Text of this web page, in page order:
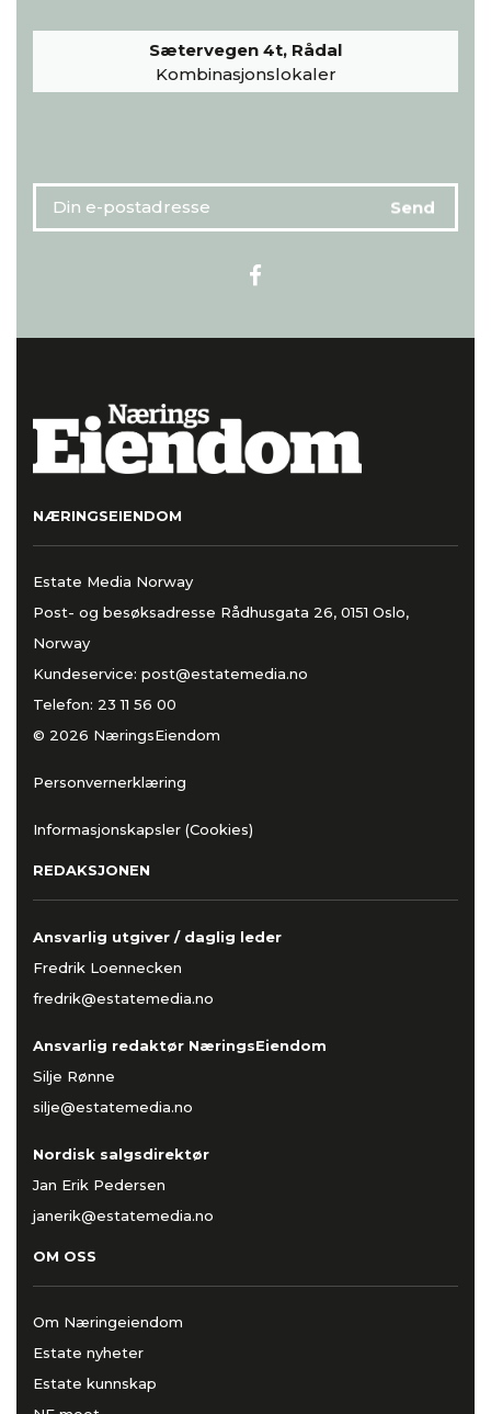
Sætervegen 4t, Rådal
Kombinasjonslokaler
NÆRINGSEIENDOM
Estate Media Norway
Post- og besøksadresse Rådhusgata 26, 0151 Oslo,
Norway
Kundeservice: post@estatemedia.no
Telefon: 23 11 56 00
© 2026 NæringsEiendom
Personvernerklæring
Informasjonskapsler (Cookies)
REDAKSJONEN
Ansvarlig utgiver / daglig leder
Fredrik Loennecken
fredrik@estatemedia.no
Ansvarlig redaktør NæringsEiendom
Silje Rønne
silje@estatemedia.no
Nordisk salgsdirektør
Jan Erik Pedersen
janerik@estatemedia.no
OM OSS
Om Næringeiendom
Estate nyheter
Estate kunnskap